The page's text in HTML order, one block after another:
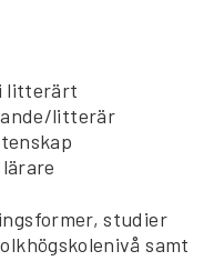
i litterärt
litterär
studier
samt